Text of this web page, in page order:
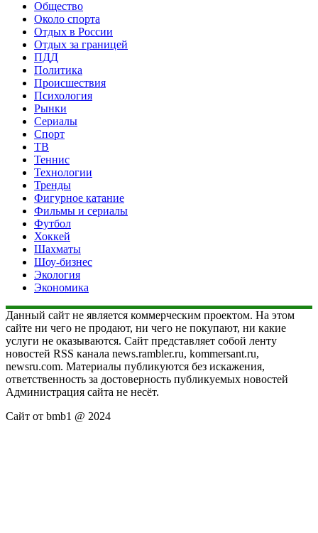
Общество
Около спорта
Отдых в России
Отдых за границей
ПДД
Политика
Происшествия
Психология
Рынки
Сериалы
Спорт
ТВ
Теннис
Технологии
Тренды
Фигурное катание
Фильмы и сериалы
Футбол
Хоккей
Шахматы
Шоу-бизнес
Экология
Экономика
Данный сайт не является коммерческим проектом. На этом
сайте ни чего не продают, ни чего не покупают, ни какие
услуги не оказываются. Сайт представляет собой ленту
новостей RSS канала news.rambler.ru, kommersant.ru,
newsru.com. Материалы публикуются без искажения,
ответственность за достоверность публикуемых новостей
Администрация сайта не несёт.
Сайт от bmb1 @ 2024